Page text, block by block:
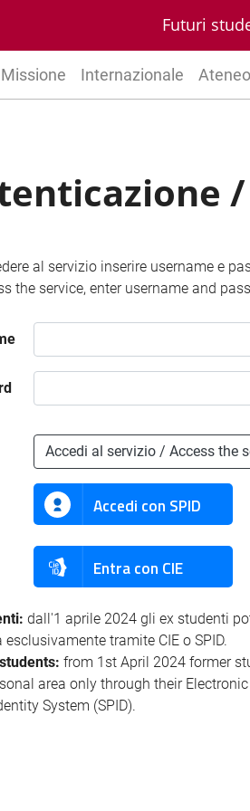
Futuri
Internazionale Ateneo
al servizio inserire username e
the service, enter username and
Accedi al servizio / Access the
Accedi con SPID
Entra con CIE
dall'1 aprile 2024 gli ex studenti
esclusivamente tramite CIE o SPID.
from 1st April 2024 former
area only through their
System (SPID).